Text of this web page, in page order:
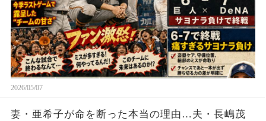
2026/05/07
妻・亜希子が命を断った本当の理由…夫・長嶋茂